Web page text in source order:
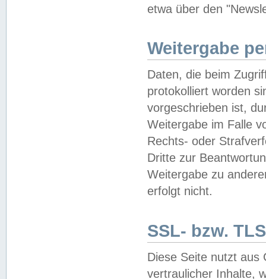
etwa über den
Weitergabe
Daten, die beim
protokolliert worden
vorgeschrieben ist,
Weitergabe im Falle
Rechts- oder
Dritte zur
Weitergabe zu
erfolgt nicht.
SSL- bzw.
Diese Seite nutzt aus
vertraulicher Inhalte,